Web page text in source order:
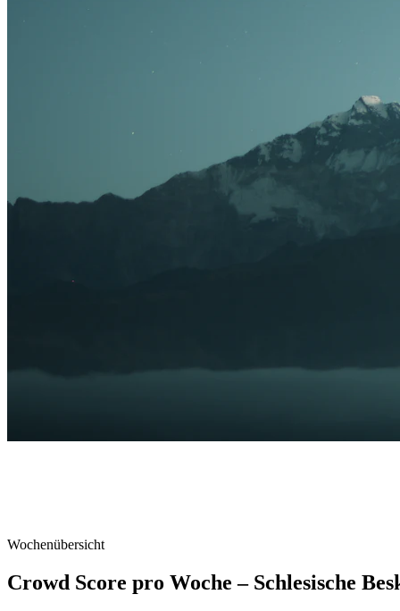
Wochenübersicht
Crowd Score pro Woche – Schlesische